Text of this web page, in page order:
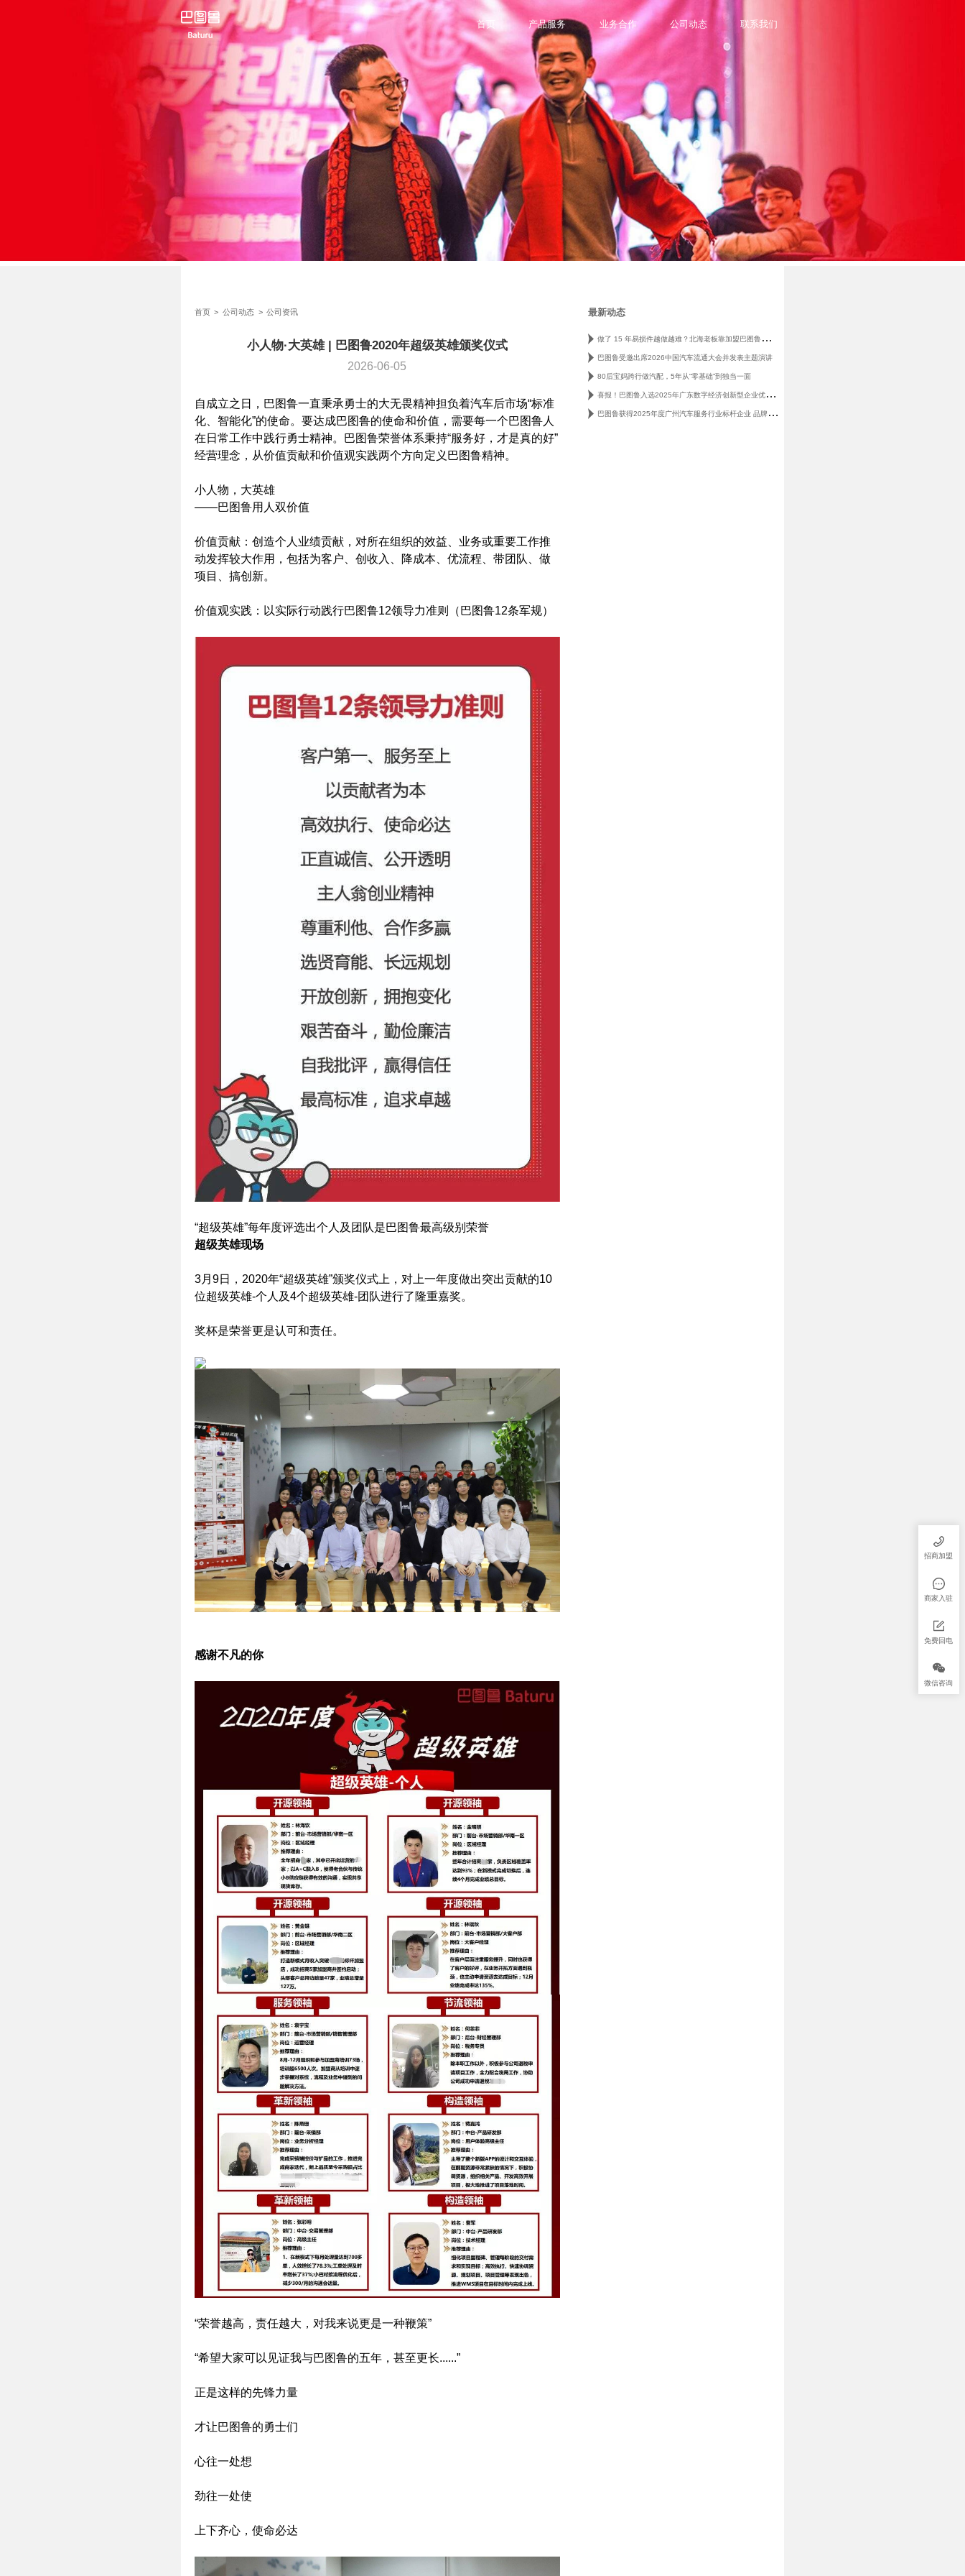
首页 产品服务 业务合作 公司动态 联系我们
招商加盟
商家入驻
免费回电
微信咨询
首页 > 公司动态 > 公司资讯
小人物·大英雄 | 巴图鲁2020年超级英雄颁奖仪式
2026-06-05
自成立之日，巴图鲁一直秉承勇士的大无畏精神担负着汽车后市场“标准
化、智能化”的使命。要达成巴图鲁的使命和价值，需要每一个巴图鲁人
在日常工作中践行勇士精神。巴图鲁荣誉体系秉持“服务好，才是真的好”
经营理念，从价值贡献和价值观实践两个方向定义巴图鲁精神。
小人物，大英雄
——巴图鲁用人双价值
价值贡献：创造个人业绩贡献，对所在组织的效益、业务或重要工作推
动发挥较大作用，包括为客户、创收入、降成本、优流程、带团队、做
项目、搞创新。
价值观实践：以实际行动践行巴图鲁12领导力准则（巴图鲁12条军规）
“超级英雄”每年度评选出个人及团队是巴图鲁最高级别荣誉
超级英雄现场
3月9日，2020年“超级英雄”颁奖仪式上，对上一年度做出突出贡献的10
位超级英雄-个人及4个超级英雄-团队进行了隆重嘉奖。
奖杯是荣誉更是认可和责任。
感谢不凡的你
“荣誉越高，责任越大，对我来说更是一种鞭策”
“希望大家可以见证我与巴图鲁的五年，甚至更长......”
正是这样的先锋力量
才让巴图鲁的勇士们
心往一处想
劲往一处使
上下齐心，使命必达
最新动态
做
了 15 年易损件越做越难？北海老板靠加盟巴图鲁稳守月近百万营收
巴图鲁受邀出席2026中国汽车流通大会并发表主题演讲
80后宝妈跨行做汽配，5年从“零基础”到独当一面
喜
报！巴图鲁入选2025年广东数字经济创新型企业优秀案例
巴
图鲁获得2025年度广州汽车服务行业标杆企业 品牌影响力奖